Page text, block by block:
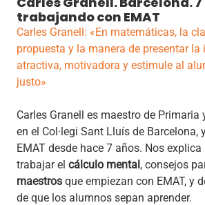
trabajando con EMAT
Carles Granell: «En matemáticas, la
propuesta y la manera de presentar
atractiva, motivadora y estimule al
justo»
Carles Granell es maestro de Primaria
en el Col·legi Sant Lluís de Barcelona,
EMAT desde hace 7 años. Nos
trabajar el cálculo mental, consejos
maestros que empiezan con EMAT, y
de que los alumnos sepan aprender.